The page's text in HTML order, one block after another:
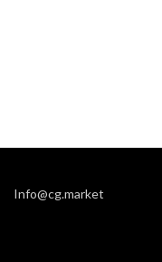
Info@cg.market